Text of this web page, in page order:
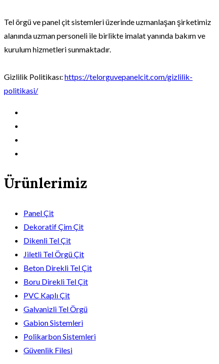
Tel örgü ve panel çit sistemleri üzerinde uzmanlaşan şirketimiz
alanında uzman personeli ile birlikte imalat yanında bakım ve
kurulum hizmetleri sunmaktadır.
Gizlilik Politikası: https://telorguvepanelcit.com/gizlilik-
politikasi/
Ürünlerimiz
Panel Çit
Dekoratif Çim Çit
Dikenli Tel Çit
Jiletli Tel Örgü Çit
Beton Direkli Tel Çit
Boru Direkli Tel Çit
PVC Kaplı Çit
Galvanizli Tel Örgü
Gabion Sistemleri
Polikarbon Sistemleri
Güvenlik Filesi